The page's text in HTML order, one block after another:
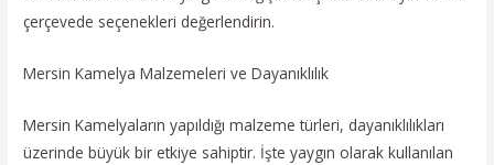
çerçevede seçenekleri değerlendirin.
Mersin Kamelya Malzemeleri ve Dayanıklılık
Mersin Kamelyaların yapıldığı malzeme türleri, dayanıklılıkları
üzerinde büyük bir etkiye sahiptir. İşte yaygın olarak kullanılan